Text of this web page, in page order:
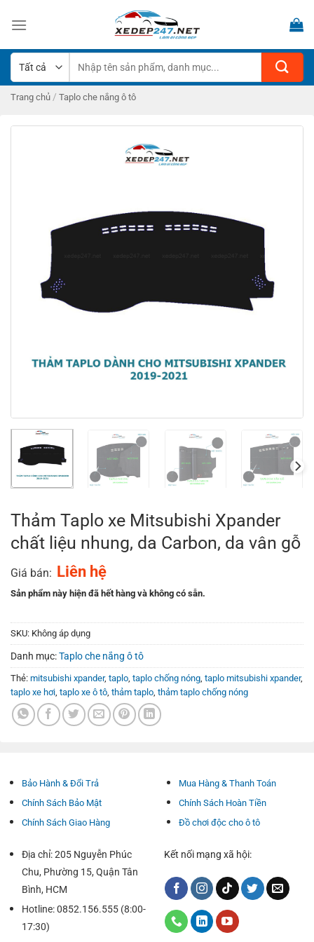
qua
dung
kiếm:
Trang chủ / Taplo che nắng ô tô
Thảm Taplo xe Mitsubishi Xpander
chất liệu nhung, da Carbon, da vân gỗ
Giá bán: Liên hệ
Sản phẩm này hiện đã hết hàng và không có sẵn.
SKU: Không áp dụng
Danh mục:Taplo che nắng ô tô
Thẻ: mitsubishi xpander, taplo taplo chống nóng taplo mitsubishi xpander,
taplo xe hơi taplo xe ô tô thảm taplo thảm taplo chống nóng
Bảo Hành & Đổi Trả
Chính Sách Bảo Mật
Chính Sách Giao Hàng
Mua Hàng & Thanh Toán
Chính Sách Hoàn Tiền
Đồ chơi độc cho ô tô
Địa chỉ: 205 Nguyễn Phúc
Chu, Phường 15, Quận Tân
Bình, HCM
Hotline: 0852.156.555 (8:00-
17:30)
Kết nối mạng xã hội: